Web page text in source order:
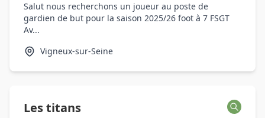
Salut nous recherchons un joueur au poste de
gardien de but pour la saison 2025/26 foot à 7 FSGT
Av...
Vigneux-sur-Seine
Les titans